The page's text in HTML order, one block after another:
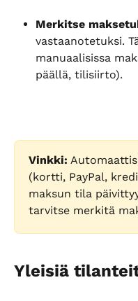
Merkitse
vastaanotetuksi.
manuaalisissa
päällä, tilisiirto).
Vinkki:
(kortti, PayPal,
maksun tila
tarvitse merkitä
Yleisiä